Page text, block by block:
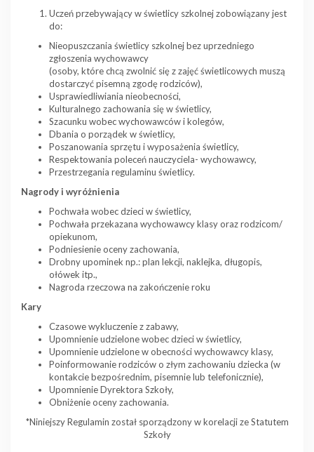
Uczeń przebywający w świetlicy szkolnej zobowiązany jest
do:
Nieopuszczania świetlicy szkolnej bez uprzedniego
zgłoszenia wychowawcy
(osoby, które chcą zwolnić się z zajęć świetlicowych muszą
dostarczyć pisemną zgodę rodziców),
Usprawiedliwiania nieobecności,
Kulturalnego zachowania się w świetlicy,
Szacunku wobec wychowawców i kolegów,
Dbania o porządek w świetlicy,
Poszanowania sprzętu i wyposażenia świetlicy,
Respektowania poleceń nauczyciela- wychowawcy,
Przestrzegania regulaminu świetlicy.
Nagrody i wyróżnienia
Pochwała wobec dzieci w świetlicy,
Pochwała przekazana wychowawcy klasy oraz rodzicom/
opiekunom,
Podniesienie oceny zachowania,
Drobny upominek np.: plan lekcji, naklejka, długopis,
ołówek itp.,
Nagroda rzeczowa na zakończenie roku
Kary
Czasowe wykluczenie z zabawy,
Upomnienie udzielone wobec dzieci w świetlicy,
Upomnienie udzielone w obecności wychowawcy klasy,
Poinformowanie rodziców o złym zachowaniu dziecka (w
kontakcie bezpośrednim, pisemnie lub telefonicznie),
Upomnienie Dyrektora Szkoły,
Obniżenie oceny zachowania.
*Niniejszy Regulamin został sporządzony w korelacji ze Statutem
Szkoły